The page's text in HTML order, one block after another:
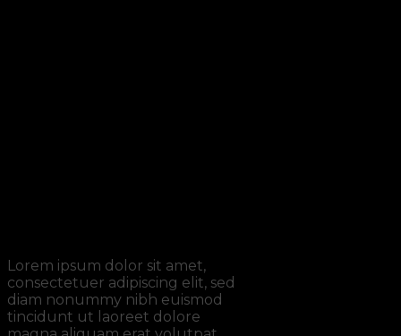
Lorem ipsum dolor sit amet,
consectetuer adipiscing elit, sed
diam nonummy nibh euismod
tincidunt ut laoreet dolore